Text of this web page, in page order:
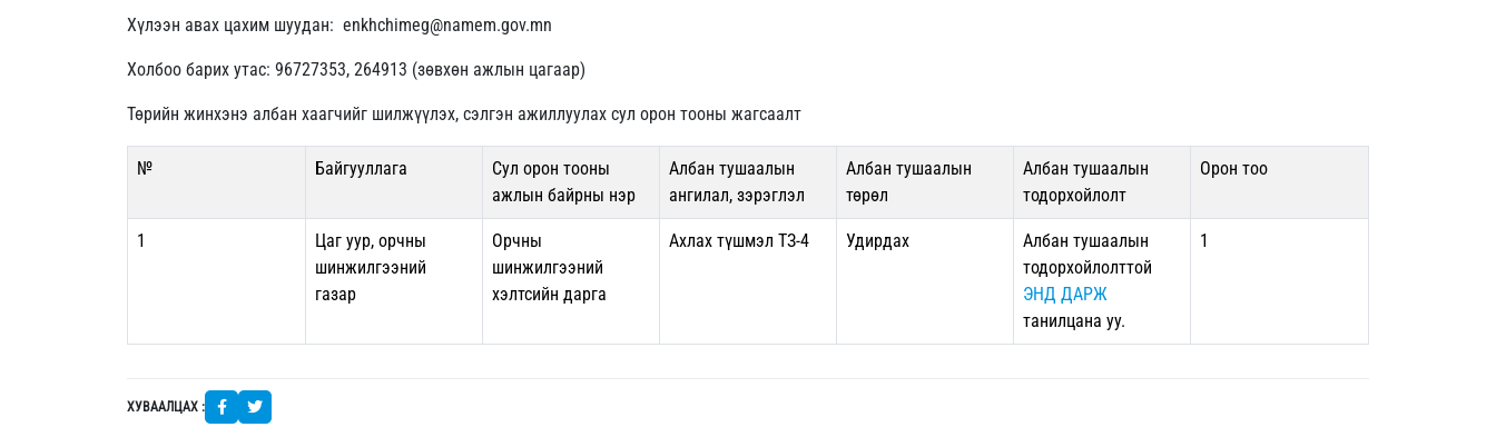
Хүлээн авах цахим шуудан: enkhchimeg@namem.gov.mn
Холбоо барих утас: 96727353, 264913 (зөвхөн ажлын цагаар)
Төрийн жинхэнэ албан хаагчийг шилжүүлэх, сэлгэн ажиллуулах сул орон тооны жагсаалт
№ Байгууллага
Сул орон тооны
ажлын байрны нэр
Албан тушаалын
ангилал, зэрэглэл
Албан тушаалын
төрөл
Албан тушаалын
тодорхойлолт
Орон тоо
1
Цаг уур, орчны
шинжилгээний
газар
Орчны
шинжилгээний
хэлтсийн дарга
Ахлах түшмэл ТЗ-4 Удирдах
Албан тушаалын
тодорхойлолттой
ЭНД ДАРЖ
танилцана уу.
1
ХУВААЛЦАХ :